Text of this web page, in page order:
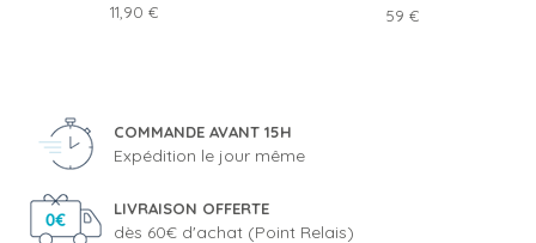
Prix
11,90 € Prix
59 €
COMMANDE AVANT 15H
Expédition le jour même
LIVRAISON OFFERTE
dès 60€ d'achat (Point Relais)